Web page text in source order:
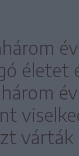
életet
várták